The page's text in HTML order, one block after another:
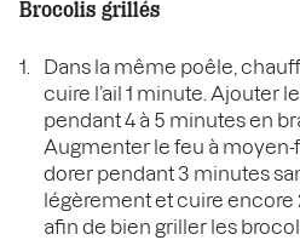
Brocolis grillés
Dans la même poêle,
cuire l’ail 1 minute. Ajouter
pendant 4 à 5 minutes en
Augmenter le feu à
dorer pendant 3 minutes
légèrement et cuire encore
afin de bien griller les